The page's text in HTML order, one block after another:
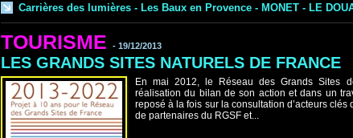
Carrières des lumières - Les Baux en Provence - MONET - LE
TOURISME - 19/12/2013
LES GRANDS SITES NATURELS DE FRANCE
En mai 2012, le Réseau des Grands Sites
réalisation du bilan de son action et dans un
reposé à la fois sur la consultation d’acteurs
de partenaires du RGSF et...